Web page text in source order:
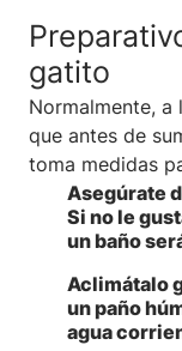
gatito
Normalmente, a
que antes de
toma medidas
Asegúrate
Si no le
un baño
Aclimátalo
un paño
agua